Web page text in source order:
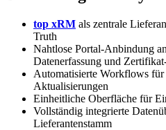
top xRM als zentrale
Truth
Nahtlose Portal-Anbindung
Datenerfassung und
Automatisierte Workflows
Aktualisierungen
Einheitliche Oberfläche für
Vollständig integrierte
Lieferantenstamm